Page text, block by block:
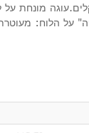
מונחת
על הלוח: